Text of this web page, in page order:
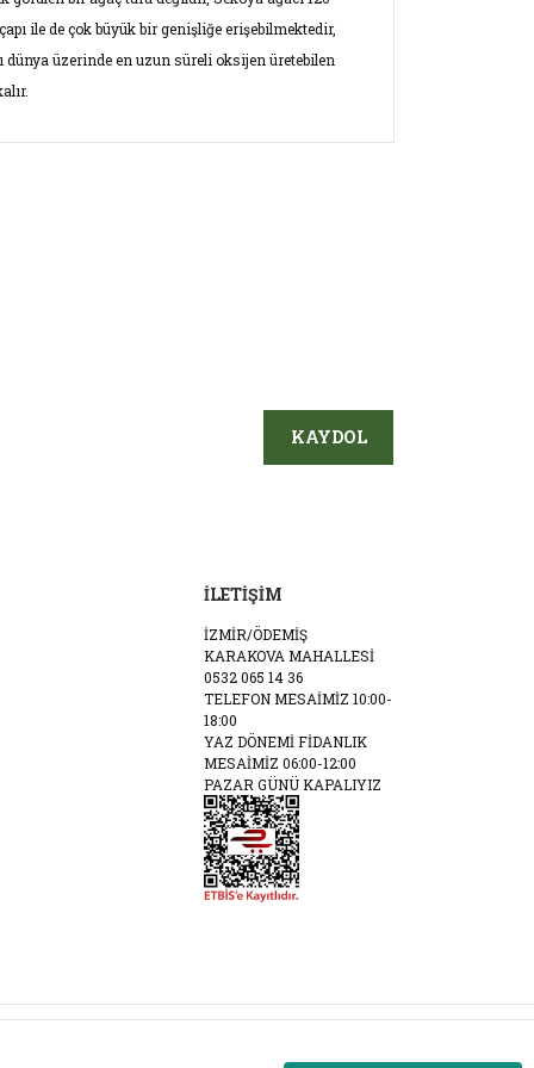
ile de çok büyük bir genişliğe erişebilmektedir,
dünya üzerinde en uzun süreli oksijen üretebilen
KAYDOL
İLETİŞİM
İZMİR/ÖDEMİŞ
KARAKOVA MAHALLESİ
0532 065 14 36
TELEFON MESAİMİZ 10:00-
18:00
YAZ DÖNEMİ FİDANLIK
MESAİMİZ 06:00-12:00
PAZAR GÜNÜ KAPALIYIZ